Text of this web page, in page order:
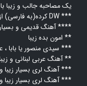
یک مصاحبه جالب و زیبا با
کرده(به فارسی) از رادیو DW ***
آهنگ قدیمی و بسیار نایاب رودخونه ها ****
امون بده زیبا **
سیدی منصور یا بابا ، عربی تونسی بسیار شاد ***
آهنگ عربی لبنانی و زیبای ایامی از الیسا **
آهنگ لری بسیار زیبا و معروف با نام ابر بهار ***
آهنگ لری بسیار زیبا و نایاب با نام عاشقم دیوونه ام ***